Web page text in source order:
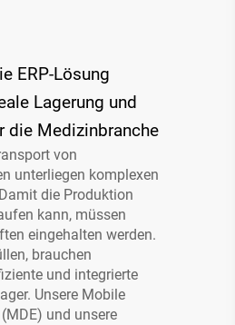
für
ERP-Lösung
Lagerung und
die Medizinbranche
von
unterliegen komplexen
die Produktion
kann, müssen
eingehalten werden.
brauchen
und integrierte
Unsere Mobile
und unsere